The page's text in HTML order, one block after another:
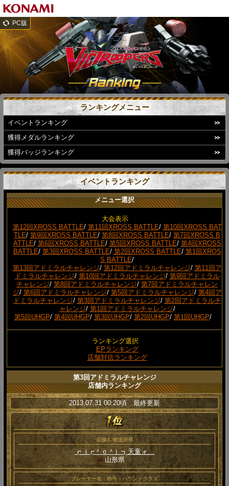
PC版
ランキングメニュー
イベントランキング
獲得メダルランキング
獲得バッジランキング
イベントランキング
メニュー選択
大会表示
第12回XROSS BATTLE/ 第11回XROSS BATTLE/ 第10回XROSS BAT
TLE/ 第9回XROSS BATTLE/ 第8回XROSS BATTLE/ 第7回XROSS B
ATTLE/ 第6回XROSS BATTLE/ 第5回XROSS BATTLE/ 第4回XROSS
BATTLE/ 第3回XROSS BATTLE/ 第2回XROSS BATTLE/ 第1回XROS
S BATTLE/
第13回アドミラルチャレンジ/ 第12回アドミラルチャレンジ/ 第11回ア
ドミラルチャレンジ/ 第10回アドミラルチャレンジ/ 第9回アドミラル
チャレンジ/ 第8回アドミラルチャレンジ/ 第7回アドミラルチャレン
ジ/ 第6回アドミラルチャレンジ/ 第5回アドミラルチャレンジ/ 第4回ア
ドミラルチャレンジ/ 第3回アドミラルチャレンジ/ 第2回アドミラルチ
ャレンジ/ 第1回アドミラルチャレンジ/
第5回UHGP/ 第4回UHGP/ 第3回UHGP/ 第2回UHGP/ 第1回UHGP/
ランキング選択
EPランキング
店舗対抗ランキング
第3回アドミラルチャレンジ
店舗内ランキング
2013.07.31 00:20頃 最終更新
店舗名/都道府県
┏（┏＾ｏ＾）┓天童ォ…
山形県
プレーヤー名・称号・ハウンドクラス